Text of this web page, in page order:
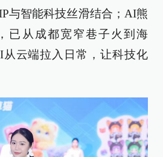
与智能科技丝滑结合；AI熊
已从成都宽窄巷子火到海
云端拉入日常，让科技化